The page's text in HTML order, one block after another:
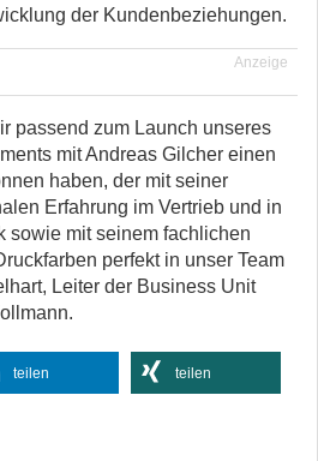
der Kundenbeziehungen.
Anzeige
passend zum Launch unseres
mit Andreas Gilcher einen
haben, der mit seiner
Erfahrung im Vertrieb und in
sowie mit seinem fachlichen
perfekt in unser Team
Leiter der Business Unit
teilen teilen